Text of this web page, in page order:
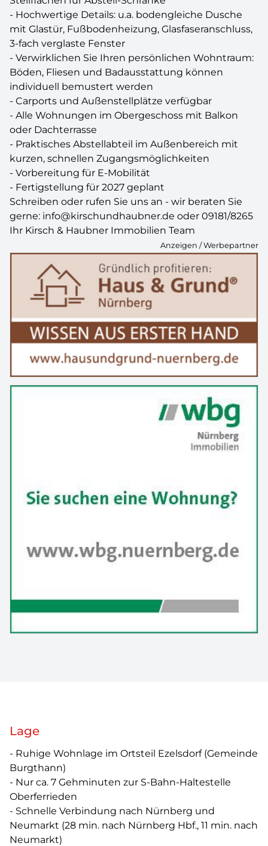
- Hochwertige Details: u.a. bodengleiche Dusche
mit Glastür, Fußbodenheizung, Glasfaseranschluss,
3-fach verglaste Fenster
- Verwirklichen Sie Ihren persönlichen Wohntraum:
Böden, Fliesen und Badausstattung können
individuell bemustert werden
- Carports und Außenstellplätze verfügbar
- Alle Wohnungen im Obergeschoss mit Balkon
oder Dachterrasse
- Praktisches Abstellabteil im Außenbereich mit
kurzen, schnellen Zugangsmöglichkeiten
- Vorbereitung für E-Mobilität
- Fertigstellung für 2027 geplant
Schreiben oder rufen Sie uns an - wir beraten Sie
gerne: info@kirschundhaubner.de oder 09181/8265
Ihr Kirsch & Haubner Immobilien Team
Anzeigen / Werbepartner
Lage
- Ruhige Wohnlage im Ortsteil Ezelsdorf (Gemeinde
Burgthann)
- Nur ca. 7 Gehminuten zur S-Bahn-Haltestelle
Oberferrieden
- Schnelle Verbindung nach Nürnberg und
Neumarkt (28 min. nach Nürnberg Hbf., 11 min. nach
Neumarkt)